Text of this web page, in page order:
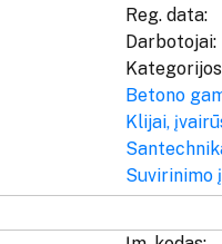
Reg. data:
Darbotojai:
Betono
Klijai,
Suvirinimo